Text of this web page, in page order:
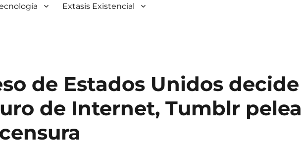
Extasis Existencial
de Estados Unidos decide
de Internet, Tumblr pelea